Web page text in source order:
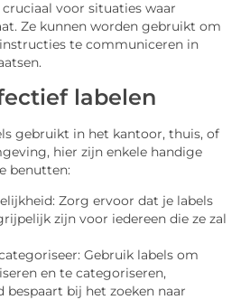
voor situaties waar
Ze kunnen worden gebruikt om
te communiceren in
labelen
gebruikt in het kantoor, thuis, of
hier zijn enkele handige
benutten:
Zorg ervoor dat je labels
zijn voor iedereen die ze zal
Gebruik labels om
en te categoriseren,
bespaart bij het zoeken naar